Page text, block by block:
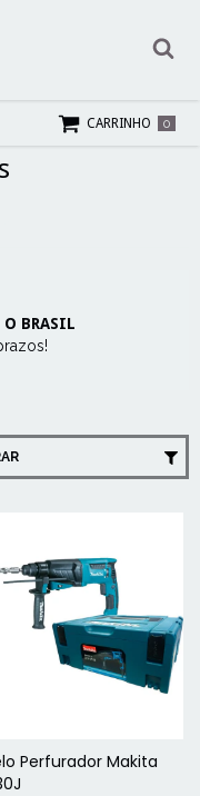
CARRINHO 0
O BRASIL
Perfurador Makita